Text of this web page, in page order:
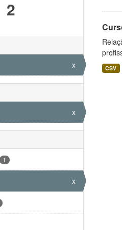
2
x
x
1
x
CSV